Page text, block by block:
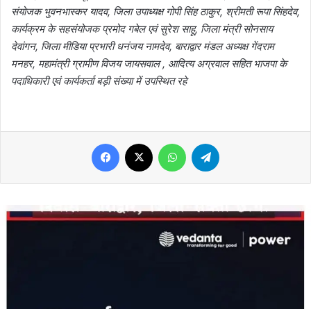
संयोजक भुवनभास्कर यादव, जिला उपाध्यक्ष गोपी सिंह ठाकुर, श्रीमती रूपा सिंहदेव,
कार्यक्रम के सहसंयोजक प्रमोद गबेल एवं सुरेश साहू, जिला मंत्री सोनसाय
देवांगन, जिला मीडिया प्रभारी धनंजय नामदेव, बाराद्वार मंडल अध्यक्ष गेंदराम
मनहर, महामंत्री ग्रामीण विजय जायसवाल , आदित्य अग्रवाल सहित भाजपा के
पदाधिकारी एवं कार्यकर्ता बड़ी संख्या में उपस्थित रहे
Facebook WhatsApp